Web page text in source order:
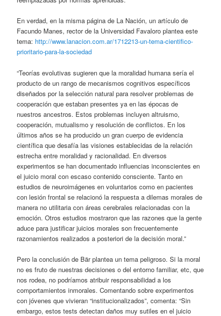
En verdad, en la misma página de La Nación, un artículo de
Facundo Manes, rector de la Universidad Favaloro plantea este
tema: http://www.lanacion.com.ar/1712213-un-tema-cientifico-
prioritario-para-la-sociedad
“Teorías evolutivas sugieren que la moralidad humana sería el
producto de un rango de mecanismos cognitivos específicos
diseñados por la selección natural para resolver problemas de
cooperación que estaban presentes ya en las épocas de
nuestros ancestros. Estos problemas incluyen altruismo,
cooperación, mutualismo y resolución de conflictos. En los
últimos años se ha producido un gran cuerpo de evidencia
científica que desafía las visiones establecidas de la relación
estrecha entre moralidad y racionalidad. En diversos
experimentos se han documentado influencias inconscientes en
el juicio moral con escaso contenido consciente. Tanto en
estudios de neuroimágenes en voluntarios como en pacientes
con lesión frontal se relacionó la respuesta a dilemas morales de
manera no utilitaria con áreas cerebrales relacionadas con la
emoción. Otros estudios mostraron que las razones que la gente
aduce para justificar juicios morales son frecuentemente
razonamientos realizados a posteriori de la decisión moral.”
Pero la conclusión de Bär plantea un tema peligroso. Si la moral
no es fruto de nuestras decisiones o del entorno familiar, etc, que
nos rodea, no podríamos atribuir responsabilidad a los
comportamientos inmorales. Comentando sobre experimentos
con jóvenes que vivieran “institucionalizados”, comenta: “Sin
embargo, estos tests detectan daños muy sutiles en el juicio